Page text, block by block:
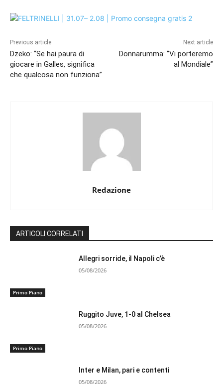
Previous article
Dzeko: “Se hai paura di
giocare in Galles, significa
che qualcosa non funziona”
Next article
Donnarumma: “Vi porteremo
al Mondiale”
Redazione
ARTICOLI CORRELATI
Primo Piano
Allegri sorride, il Napoli c’è
05/08/2026
Primo Piano
Ruggito Juve, 1-0 al Chelsea
05/08/2026
Inter e Milan, pari e contenti
05/08/2026